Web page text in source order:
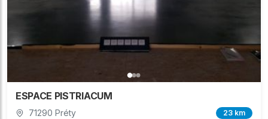
ESPACE PISTRIACUM
71290 Préty 23 km